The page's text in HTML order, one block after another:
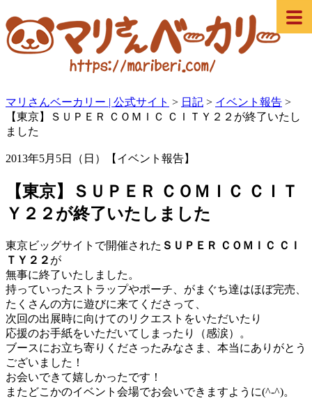
マリさんベーカリー | 公式サイト > 日記 > イベント報告 >
【東京】ＳＵＰＥＲ ＣＯＭＩＣ ＣＩＴＹ２２が終了いたし
ました
2013年5月5日（日）【イベント報告】
【東京】ＳＵＰＥＲ ＣＯＭＩＣ ＣＩＴ
Ｙ２２が終了いたしました
東京ビッグサイトで開催された ＳＵＰＥＲ ＣＯＭＩＣ ＣＩ
ＴＹ２２ が
無事に終了いたしました。
持っていったストラップやポーチ、がまぐち達はほぼ完売、
たくさんの方に遊びに来てくださって、
次回の出展時に向けてのリクエストをいただいたり
応援のお手紙をいただいてしまったり（感涙）。
ブースにお立ち寄りくださったみなさま、本当にありがとう
ございました！
お会いできて嬉しかったです！
またどこかのイベント会場でお会いできますように(^-^)。